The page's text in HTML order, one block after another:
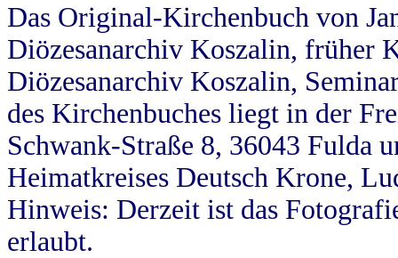
Das Original-Kirchenbuch von
Diözesanarchiv Koszalin, früher
Diözesanarchiv Koszalin,
des Kirchenbuches liegt in der
Schwank-Straße 8, 36043 Fulda
Heimatkreises Deutsch Krone,
Hinweis: Derzeit ist das
erlaubt.